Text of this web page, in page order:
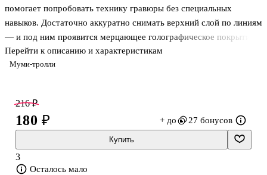
Муми-тролли
помогает попробовать технику гравюры без специальных
навыков. Достаточно аккуратно снимать верхний слой по линиям
— и под ним проявится мерцающее голографическое покрытие,
которое красиво переливается на свету.
детскую комнату. Набор Lori рассчитан на детей от 6 лет: всё
необходимое уже в комплекте, остаётся выбрать удобное место
Перейти к описанию и характеристикам
подрамнике
Молодые
воины»
Гномик
Км-020
216 ₽
180 ₽ + до 27 бонусов
Купить
3
Осталось мало